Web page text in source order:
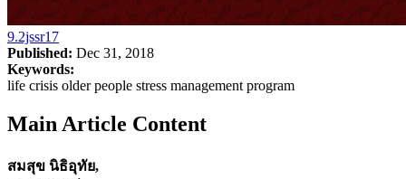
9.2jssr17
Published: Dec 31, 2018
Keywords:
life crisis older people stress management program
Main Article Content
สมสุข นิธิอุทัย,